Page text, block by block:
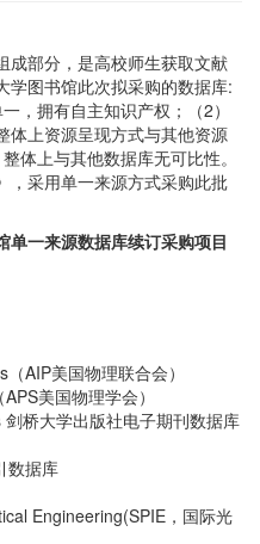
成部分，是高校师生获取文献
学图书馆此次拟采购的数据库:
，拥有自主知识产权；（2）
体上资源呈现方式与其他资源
体上与其他数据库无可比性。
，采用单一来源方式采购此批
单一来源数据库续订采购项目
AIP美国物理联合会）
美国物理学会）
桥大学出版社电子期刊数据库
数据库
Engineering(SPIE，国际光